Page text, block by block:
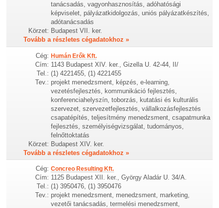
tanácsadás, vagyonhasznosítás, adóhatósági
képviselet, pályázatkidolgozás, uniós pályázatkészítés,
adótanácsadás
Körzet: Budapest VII. ker.
Tovább a részletes cégadatokhoz »
Cég: Humán Erők Kft.
Cím: 1143 Budapest XIV. ker., Gizella U. 42-44, II/
Tel.: (1) 4221455, (1) 4221455
Tev.: projekt menedzsment, képzés, e-learning,
vezetésfejlesztés, kommunikáció fejlesztés,
konferenciahelyszín, toborzás, kutatási és kulturális
szervezet, szervezetfejlesztés, vállalkozásfejlesztés
csapatépítés, teljesítmény menedzsment, csapatmunka
fejlesztés, személyiségvizsgálat, tudományos,
felnőttoktatás
Körzet: Budapest XIV. ker.
Tovább a részletes cégadatokhoz »
Cég: Concreo Resulting Kft.
Cím: 1125 Budapest XII. ker., György Aladár U. 34/A.
Tel.: (1) 3950476, (1) 3950476
Tev.: projekt menedzsment, menedzsment, marketing,
vezetői tanácsadás, termelési menedzsment,